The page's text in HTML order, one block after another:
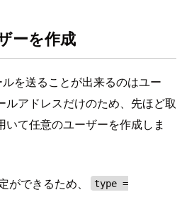
ーを作成
を送ることが出来るのはユー
アドレスだけのため、先ほど取
て任意のユーザーを作成しま
できるため、 type =